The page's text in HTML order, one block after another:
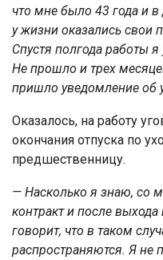
что мне было 43 года и
у жизни оказались свои
Спустя полгода работы
Не прошло и трех
пришло уведомление об
Оказалось, на работу
окончания отпуска по
предшественницу.
— Насколько я знаю, со
контракт и после
говорит, что в таком
распространяются. Я не